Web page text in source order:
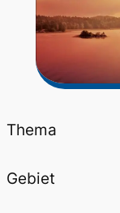
Thema
Gebiet